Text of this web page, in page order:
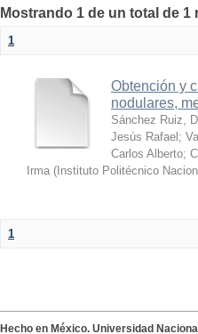
Mostrando 1 de un total de 1
1
Obtención y
nodulares,
Sánchez Ruiz,
Jesús Rafael ;
Carlos Alberto;
Irma ( Instituto Politécnico
1
Hecho en México. Universidad